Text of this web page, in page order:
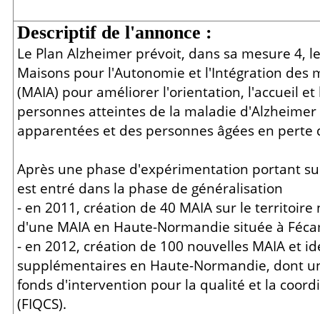
Descriptif de l'annonce :
Le Plan Alzheimer prévoit, dans sa mesure 4,
Maisons pour l'Autonomie et l'Intégration des
(MAIA) pour améliorer l'orientation, l'accueil et
personnes atteintes de la maladie
apparentées et des personnes âgées en
Après une phase d'expérimentation portant
est entré dans la phase de généralisation
- en 2011, création de 40 MAIA sur le
d'une MAIA en Haute-Normandie située à
- en 2012, création de 100 nouvelles MAIA et
supplémentaires en Haute-Normandie, dont
fonds d'intervention pour la qualité et la
(FIQCS).